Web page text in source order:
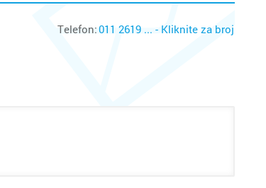
Telefon:011 2619 ... - Kliknite za broj